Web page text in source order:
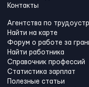
Контакты
Агентства по
Найти на карте
Форум о работе за
Найти работника
Справочник профессий
Статистика зарплат
Полезные статьи